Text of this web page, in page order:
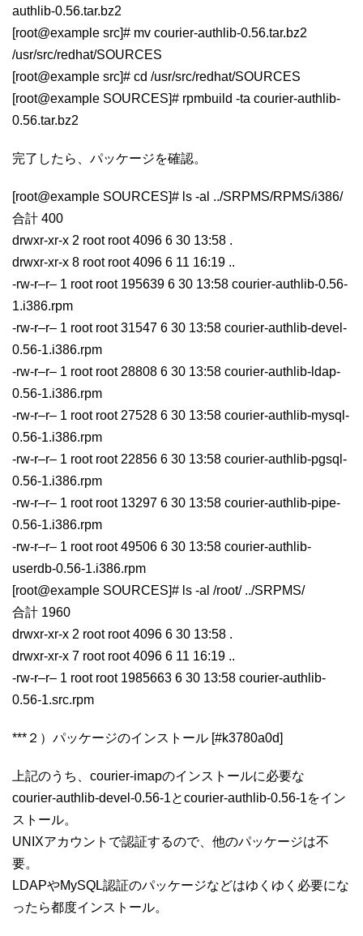
authlib-0.56.tar.bz2
[root@example src]# mv courier-authlib-0.56.tar.bz2
/usr/src/redhat/SOURCES
[root@example src]# cd /usr/src/redhat/SOURCES
[root@example SOURCES]# rpmbuild -ta courier-authlib-
0.56.tar.bz2
完了したら、パッケージを確認。
[root@example SOURCES]# ls -al ../SRPMS/RPMS/i386/
合計 400
drwxr-xr-x 2 root root 4096 6 30 13:58 .
drwxr-xr-x 8 root root 4096 6 11 16:19 ..
-rw-r–r– 1 root root 195639 6 30 13:58 courier-authlib-0.56-
1.i386.rpm
-rw-r–r– 1 root root 31547 6 30 13:58 courier-authlib-devel-
0.56-1.i386.rpm
-rw-r–r– 1 root root 28808 6 30 13:58 courier-authlib-ldap-
0.56-1.i386.rpm
-rw-r–r– 1 root root 27528 6 30 13:58 courier-authlib-mysql-
0.56-1.i386.rpm
-rw-r–r– 1 root root 22856 6 30 13:58 courier-authlib-pgsql-
0.56-1.i386.rpm
-rw-r–r– 1 root root 13297 6 30 13:58 courier-authlib-pipe-
0.56-1.i386.rpm
-rw-r–r– 1 root root 49506 6 30 13:58 courier-authlib-
userdb-0.56-1.i386.rpm
[root@example SOURCES]# ls -al /root/ ../SRPMS/
合計 1960
drwxr-xr-x 2 root root 4096 6 30 13:58 .
drwxr-xr-x 7 root root 4096 6 11 16:19 ..
-rw-r–r– 1 root root 1985663 6 30 13:58 courier-authlib-
0.56-1.src.rpm
***２）パッケージのインストール [#k3780a0d]
上記のうち、courier-imapのインストールに必要な
courier-authlib-devel-0.56-1とcourier-authlib-0.56-1をイン
ストール。
UNIXアカウントで認証するので、他のパッケージは不
要。
LDAPやMySQL認証のパッケージなどはゆくゆく必要にな
ったら都度インストール。